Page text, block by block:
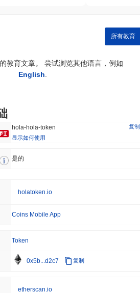
所有教育
教育文章。 尝试浏览其他语言，例如
English
hola-hola-token
复制
显示如何使用
是的
holatoken.io
Coins Mobile App
Token
0x5b...d2c7 复制
etherscan.io